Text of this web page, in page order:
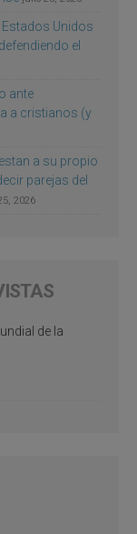
Unidos
el
ante
a cristianos (y
a su propio
parejas del
2026
de la